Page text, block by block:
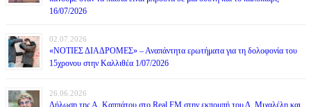
16/07/2026
02.07.2026
«ΝΟΤΙΕΣ ΔΙΑΔΡΟΜΕΣ» – Αναπάντητα ερωτήματα για τη δολοφονία του
15χρονου στην Καλλιθέα 1/07/2026
26.06.2026
Δήλωση της Α. Καππάτου στο Real FM στην εκπομπή του Δ. Μιχαλέλη και